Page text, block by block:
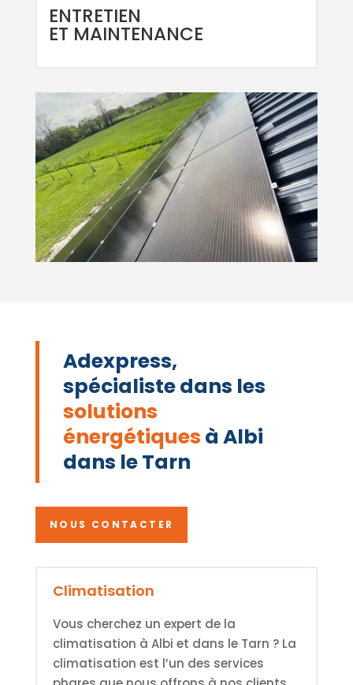
ENTRETIEN
ET MAINTENANCE
Adexpress,
spécialiste dans les
solutions
énergétiques à Albi
dans le Tarn
NOUS CONTACTER
Climatisation
Vous cherchez un expert de la
climatisation à Albi et dans le Tarn ? La
climatisation est l’un des services